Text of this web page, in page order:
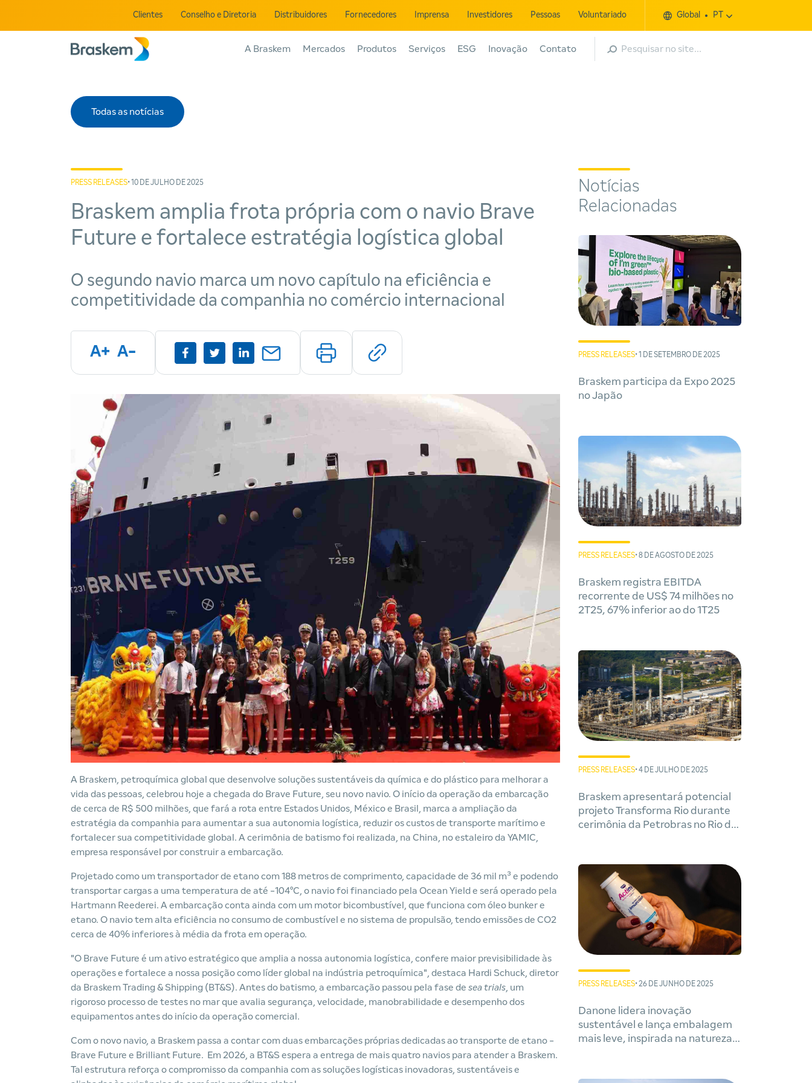
Clientes Conselho e Diretoria Distribuidores Fornecedores Imprensa Investidores Pessoas Voluntariado Global PT
A Braskem Mercados Produtos Serviços ESG Inovação Contato Pesquisar
Todas as notícias
PRESS RELEASES• 10 DE JULHO DE 2025
Braskem amplia frota própria com o navio Brave
Future e fortalece estratégia logística global
O segundo navio marca um novo capítulo na eficiência e
competitividade da companhia no comércio internacional
A+ A-
A Braskem, petroquímica global que desenvolve soluções sustentáveis da química e do plástico para melhorar a
vida das pessoas, celebrou hoje a chegada do Brave Future, seu novo navio. O início da operação da embarcação
de cerca de R$ 500 milhões, que fará a rota entre Estados Unidos, México e Brasil, marca a ampliação da
estratégia da companhia para aumentar a sua autonomia logística, reduzir os custos de transporte marítimo e
fortalecer sua competitividade global. A cerimônia de batismo foi realizada, na China, no estaleiro da YAMIC,
empresa responsável por construir a embarcação.
Projetado como um transportador de etano com 188 metros de comprimento, capacidade de 36 mil m³ e podendo
transportar cargas a uma temperatura de até -104°C, o navio foi financiado pela Ocean Yield e será operado pela
Hartmann Reederei. A embarcação conta ainda com um motor bicombustível, que funciona com óleo bunker e
etano. O navio tem alta eficiência no consumo de combustível e no sistema de propulsão, tendo emissões de CO2
cerca de 40% inferiores à média da frota em operação.
"O Brave Future é um ativo estratégico que amplia a nossa autonomia logística, confere maior previsibilidade às
operações e fortalece a nossa posição como líder global na indústria petroquímica", destaca Hardi Schuck, diretor
da Braskem Trading & Shipping (BT&S). Antes do batismo, a embarcação passou pela fase de sea trials, um
rigoroso processo de testes no mar que avalia segurança, velocidade, manobrabilidade e desempenho dos
equipamentos antes do início da operação comercial.
Com o novo navio, a Braskem passa a contar com duas embarcações próprias dedicadas ao transporte de etano -
Brave Future e Brilliant Future. Em 2026, a BT&S espera a entrega de mais quatro navios para atender a Braskem.
Tal estrutura reforça o compromisso da companhia com as soluções logísticas inovadoras, sustentáveis e
Notícias
Relacionadas
PRESS RELEASES• 1 DE SETEMBRO DE 2025
Braskem participa da Expo 2025
no Japão
PRESS RELEASES• 8 DE AGOSTO DE 2025
Braskem registra EBITDA
recorrente de US$ 74 milhões no
2T25, 67% inferior ao do 1T25
PRESS RELEASES• 4 DE JULHO DE 2025
Braskem apresentará potencial
projeto Transforma Rio durante
cerimônia da Petrobras no Rio de
PRESS RELEASES• 26 DE JUNHO DE 2025
Danone lidera inovação
sustentável e lança embalagem
mais leve, inspirada na natureza e